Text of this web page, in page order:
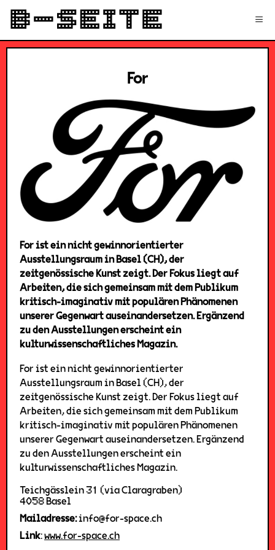
≡
For
For ist ein nicht gewinnorientierter
Ausstellungsraum in Basel (CH), der
zeitgenössische Kunst zeigt. Der Fokus liegt auf
Arbeiten, die sich gemeinsam mit dem Publikum
kritisch-imaginativ mit populären Phänomenen
unserer Gegenwart auseinandersetzen. Ergänzend
zu den Ausstellungen erscheint ein
kulturwissenschaftliches Magazin.
For ist ein nicht gewinnorientierter
Ausstellungsraum in Basel (CH), der
zeitgenössische Kunst zeigt. Der Fokus liegt auf
Arbeiten, die sich gemeinsam mit dem Publikum
kritisch-imaginativ mit populären Phänomenen
unserer Gegenwart auseinandersetzen. Ergänzend
zu den Ausstellungen erscheint ein
kulturwissenschaftliches Magazin.
Teichgässlein 31 (via Claragraben)
4058 Basel
Mailadresse:info@for-space.ch
Link:www.for-space.ch